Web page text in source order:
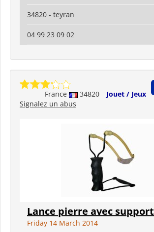
34820 - teyran
04 99 23 09 02
France 34820
Jouet / Jeux
Signalez un abus
Lance pierre avec support
Friday 14 March 2014